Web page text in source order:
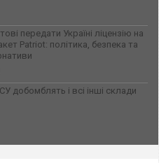
передати Україні ліцензію на
Patriot: політика, безпека та
добомблять і всі інші склади